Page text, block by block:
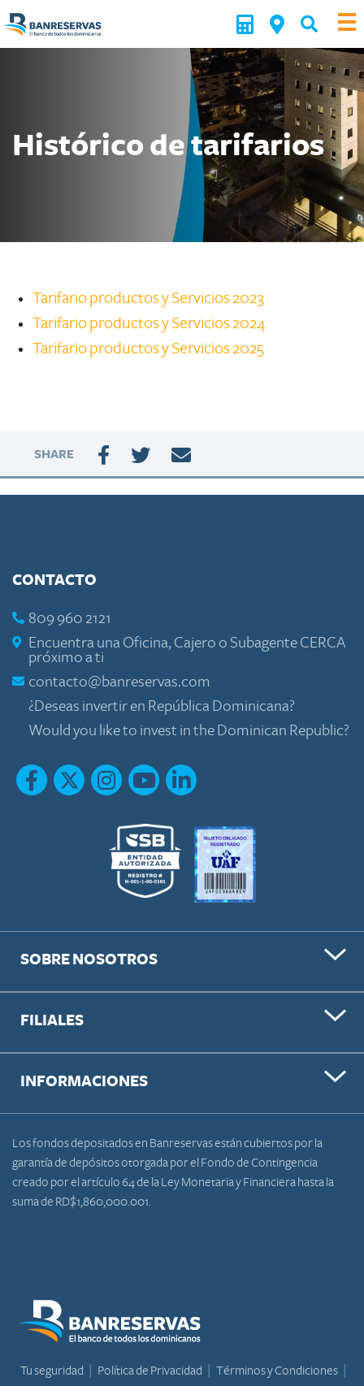
Histórico de tarifarios
Tarifario productos y Servicios 2023
Tarifario productos y Servicios 2024
Tarifario productos y Servicios 2025
SHARE
CONTACTO
809 960 2121
Encuentra una Oficina, Cajero o Subagente CERCA
próximo a ti
contacto@banreservas.com
¿Deseas invertir en República Dominicana?
Would you like to invest in the Dominican Republic?
SOBRE NOSOTROS
FILIALES
INFORMACIONES
Los fondos depositados en Banreservas están cubiertos por la
garantía de depósitos otorgada por el Fondo de Contingencia
creado por el artículo 64 de la Ley Monetaria y Financiera hasta la
suma de RD$1,860,000.001.
Tu seguridad Política de Privacidad
Términos y Condiciones